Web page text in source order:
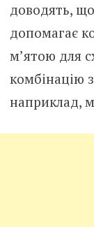
доводять,
допомагає
м’ятою для
комбінацію
наприклад,